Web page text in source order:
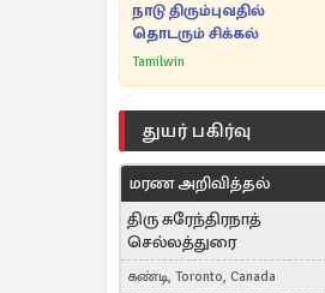
நாடு திரும்புவதில்
தொடரும் சிக்கல்
Tamilwin
துயர் பகிர்வு
மரண அறிவித்தல்
திரு சுரேந்திரநாத்
செல்லத்துரை
கண்டி, Toronto, Canada